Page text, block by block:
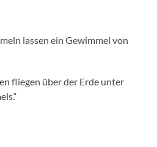
lassen ein Gewimmel von
fliegen über der Erde unter